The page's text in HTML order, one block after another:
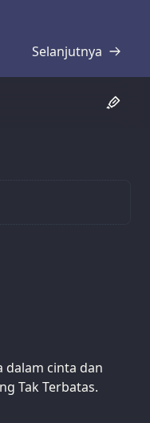
Selanjutnya
Transkrip
dalam cinta dan
Tak Terbatas.